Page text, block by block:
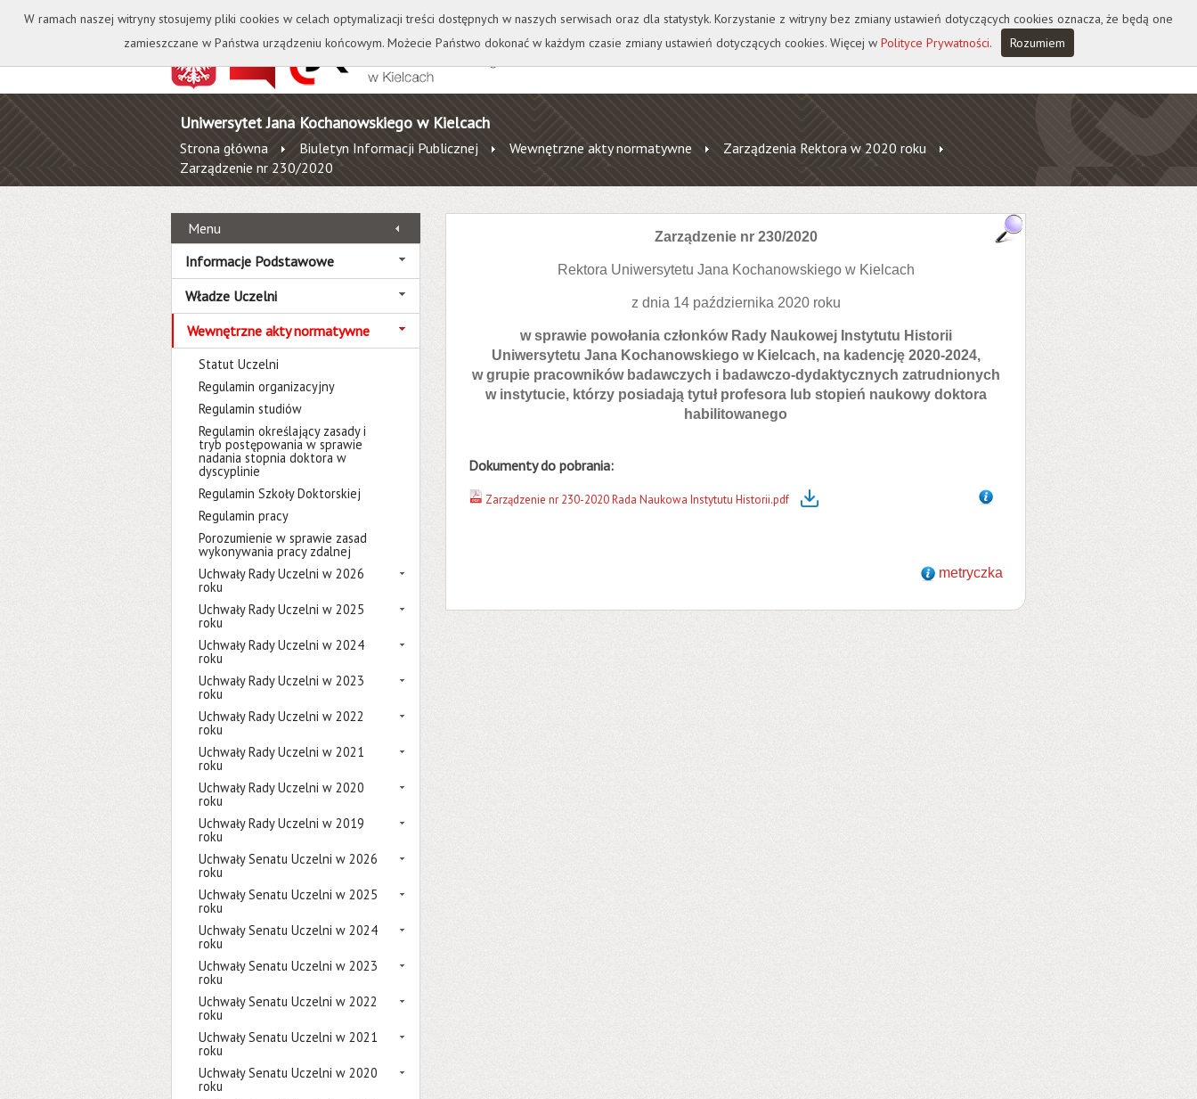
Kontakt Biblioteka Wydawnictwo Wirtualna Uczelnia A A A A
Uniwersytet Jana Kochanowskiego w Kielcach
Strona główna Biuletyn Informacji Publicznej Wewnętrzne akty normatywne
Zarządzenia Rektora w 2020 roku
Zarządzenie nr 230/2020
Menu
Informacje Podstawowe
Władze Uczelni
Wewnętrzne akty normatywne
Statut Uczelni
Regulamin organizacyjny
Regulamin studiów
Regulamin określający zasady i
tryb postępowania w sprawie
nadania stopnia doktora w
dyscyplinie
Regulamin Szkoły Doktorskiej
Regulamin pracy
Porozumienie w sprawie zasad
wykonywania pracy zdalnej
Uchwały Rady Uczelni w 2026
roku
Uchwały Rady Uczelni w 2025
roku
Uchwały Rady Uczelni w 2024
roku
Uchwały Rady Uczelni w 2023
roku
Uchwały Rady Uczelni w 2022
roku
Uchwały Rady Uczelni w 2021
roku
Uchwały Rady Uczelni w 2020
roku
Uchwały Rady Uczelni w 2019
roku
Uchwały Senatu Uczelni w 2026
roku
Uchwały Senatu Uczelni w 2025
roku
Uchwały Senatu Uczelni w 2024
roku
Uchwały Senatu Uczelni w 2023
roku
Uchwały Senatu Uczelni w 2022
roku
Uchwały Senatu Uczelni w 2021
roku
Uchwały Senatu Uczelni w 2020
roku
Zarządzenie nr 230/2020
Rektora Uniwersytetu Jana Kochanowskiego w Kielcach
z dnia 14 października 2020 roku
w sprawie powołania członków Rady Naukowej Instytutu Historii
Uniwersytetu Jana Kochanowskiego w Kielcach, na kadencję 2020-2024,
w grupie pracowników badawczych i badawczo-dydaktycznych zatrudnionych
w instytucie, którzy posiadają tytuł profesora lub stopień naukowy doktora
habilitowanego
Dokumenty do pobrania:
Zarządzenie nr 230-2020 Rada Naukowa Instytutu Historii.pdf
metryczka
W ramach naszej witryny stosujemy pliki cookies w celach optymalizacji treści dostępnych w naszych serwisach oraz dla statystyk. Korzystanie z witryny bez zmiany ustawień dotyczących cookies oznacza, że będą one
zamieszczane w Państwa urządzeniu końcowym. Możecie Państwo dokonać w każdym czasie zmiany ustawień dotyczących cookies. Więcej w Polityce Prywatności. Rozumiem